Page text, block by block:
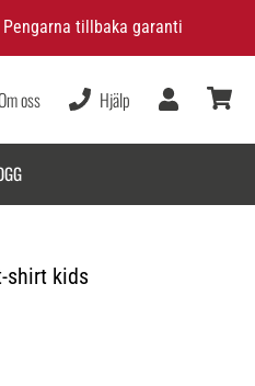
Pengarna tillbaka garanti
oss Hjälp
shirt kids